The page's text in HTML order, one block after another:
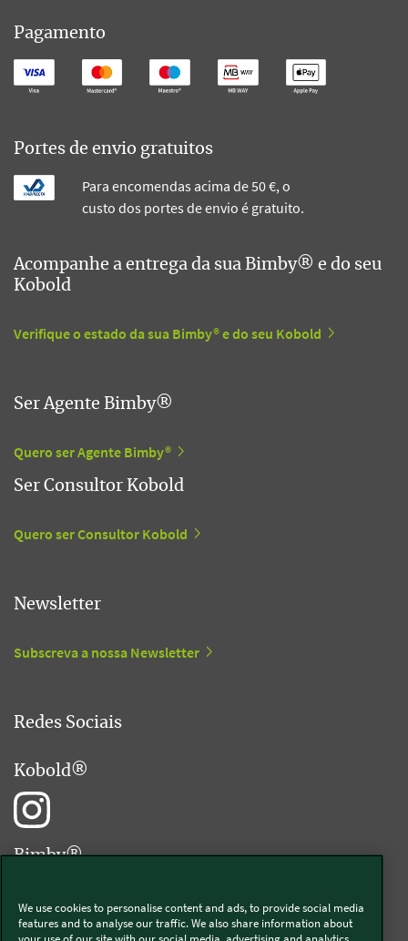
Pagamento
Portes de envio gratuitos
Para encomendas acima de 50 €, o
custo dos portes de envio é gratuito.
Acompanhe a entrega da sua Bimby® e do seu
Kobold
Verifique o estado da sua Bimby® e do seu Kobold
Ser Agente Bimby®
Quero ser Agente Bimby®
Ser Consultor Kobold
Quero ser Consultor Kobold
Newsletter
Subscreva a nossa Newsletter
Redes Sociais
Kobold®
Bimby®
We use cookies to personalise content and ads, to provide social media
features and to analyse our traffic. We also share information about